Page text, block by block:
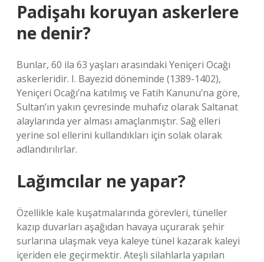
Padişahı koruyan askerlere
ne denir?
Bunlar, 60 ila 63 yaşları arasındaki Yeniçeri Ocağı
askerleridir. I. Bayezid döneminde (1389-1402),
Yeniçeri Ocağı’na katılmış ve Fatih Kanunu’na göre,
Sultan’ın yakın çevresinde muhafız olarak Saltanat
alaylarında yer alması amaçlanmıştır. Sağ elleri
yerine sol ellerini kullandıkları için solak olarak
adlandırılırlar.
Lağımcılar ne yapar?
Özellikle kale kuşatmalarında görevleri, tüneller
kazıp duvarları aşağıdan havaya uçurarak şehir
surlarına ulaşmak veya kaleye tünel kazarak kaleyi
içeriden ele geçirmektir. Ateşli silahlarla yapılan